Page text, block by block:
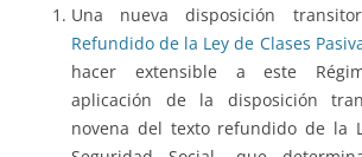
Una nueva disposición
Refundido de la Ley de Clases
hacer extensible a este
aplicación de la disposición
novena del texto refundido de la